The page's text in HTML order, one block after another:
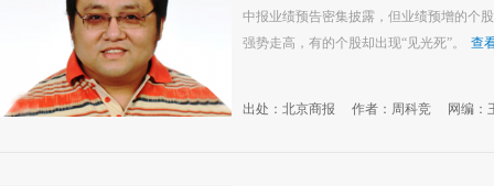
中报业绩预告密集披露，但业绩预增的个
强势走高，有的个股却出现“见光死”。
查
出处：北京商报 作者：周科竞 网编：